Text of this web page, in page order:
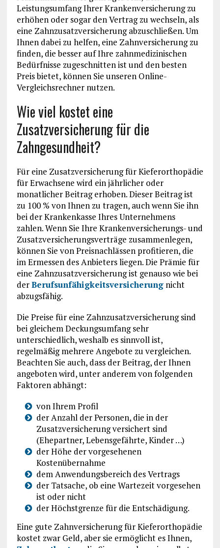
Leistungsumfang Ihrer Krankenversicherung zu
erhöhen oder sogar den Vertrag zu wechseln, als
eine Zahnzusatzversicherung abzuschließen. Um
Ihnen dabei zu helfen, eine Zahnversicherung zu
finden, die besser auf Ihre zahnmedizinischen
Bedürfnisse zugeschnitten ist und den besten
Preis bietet, können Sie unseren Online-
Vergleichsrechner nutzen.
Wie viel kostet eine
Zusatzversicherung für die
Zahngesundheit?
Für eine Zusatzversicherung für Kieferorthopädie
für Erwachsene wird ein jährlicher oder
monatlicher Beitrag erhoben. Dieser Beitrag ist
zu 100 % von Ihnen zu tragen, auch wenn Sie ihn
bei der Krankenkasse Ihres Unternehmens
zahlen. Wenn Sie Ihre Krankenversicherungs- und
Zusatzversicherungsverträge zusammenlegen,
können Sie von Preisnachlässen profitieren, die
im Ermessen des Anbieters liegen. Die Prämie für
eine Zahnzusatzversicherung ist genauso wie bei
derBerufsunfähigkeitsversicherungnicht
abzugsfähig.
Die Preise für eine Zahnzusatzversicherung sind
bei gleichem Deckungsumfang sehr
unterschiedlich, weshalb es sinnvoll ist,
regelmäßig mehrere Angebote zu vergleichen.
Beachten Sie auch, dass der Beitrag, der Ihnen
angeboten wird, unter anderem von folgenden
Faktoren abhängt:
von Ihrem Profil
der Anzahl der Personen, die in der
Zusatzversicherung versichert sind
(Ehepartner, Lebensgefährte, Kinder …)
der Höhe der vorgesehenen
Kostenübernahme
dem Anwendungsbereich des Vertrags
der Tatsache, ob eine Wartezeit vorgesehen
ist oder nicht
der Höchstgrenze für die Entschädigung.
Eine gute Zahnversicherung für Kieferorthopädie
kostet zwar Geld, aber sie ermöglicht es Ihnen,